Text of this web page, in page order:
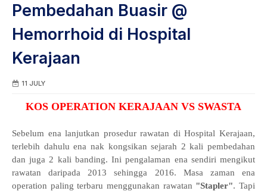
Pembedahan Buasir @
Hemorrhoid di Hospital
Kerajaan
11 JULY
KOS OPERATION KERAJAAN VS SWASTA
Sebelum ena lanjutkan prosedur rawatan di Hospital Kerajaan,
terlebih dahulu ena nak kongsikan sejarah 2 kali pembedahan
dan juga 2 kali banding. Ini pengalaman ena sendiri mengikut
rawatan daripada 2013 sehingga 2016. Masa zaman ena
operation paling terbaru menggunakan rawatan "Stapler". Tapi